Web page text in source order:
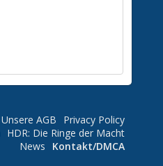
Privacy Policy
Unsere AGB
HDR: Die Ringe der Macht
Kontakt/DMCA
News